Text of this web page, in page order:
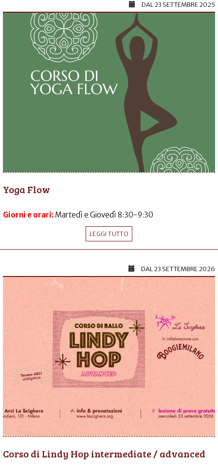
DAL23 SETTEMBRE 2025
Yoga Flow
Giorni e orari: Martedì e Giovedì 8:30-9:30
LEGGI TUTTO
DAL23 SETTEMBRE 2026
Corso di Lindy Hop intermediate / advanced